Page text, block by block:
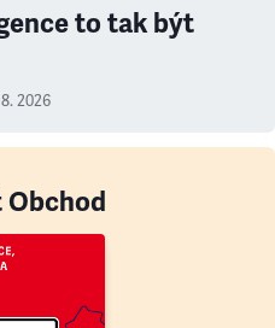
to tak být
2026
Obchod